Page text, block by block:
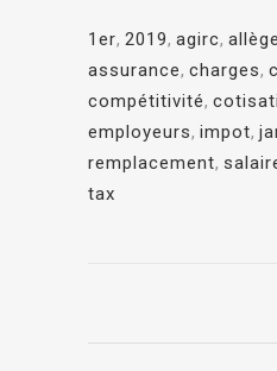
1er, 2019, agirc,
assurance, charges,
compétitivité,
employeurs, impot,
remplacement,
tax